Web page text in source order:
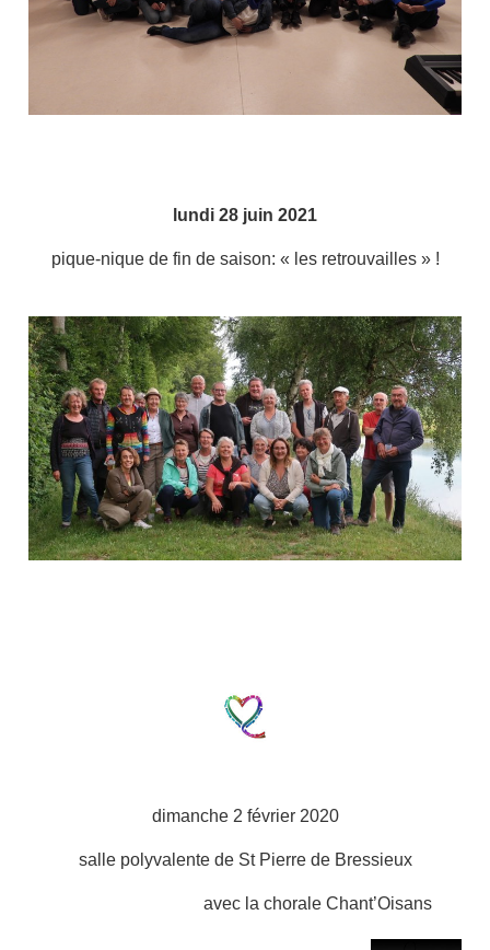
lundi 28 juin 2021
pique-nique de fin de saison: « les retrouvailles » !
dimanche 2 février 2020
salle polyvalente de St Pierre de Bressieux
avec la chorale Chant’Oisans